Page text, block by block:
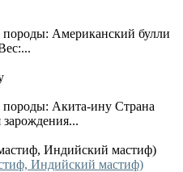
Американский булли
Акита-ину Страна
Индийский мастиф)